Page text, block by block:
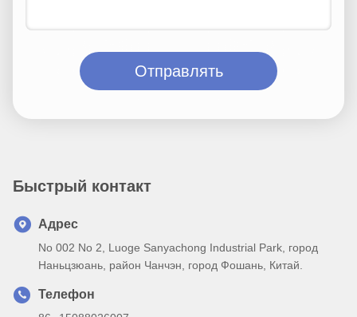
Отправлять
Быстрый контакт
Адрес
No 002 No 2, Luoge Sanyachong Industrial Park, город
Наньцзюань, район Чанчэн, город Фошань, Китай.
Телефон